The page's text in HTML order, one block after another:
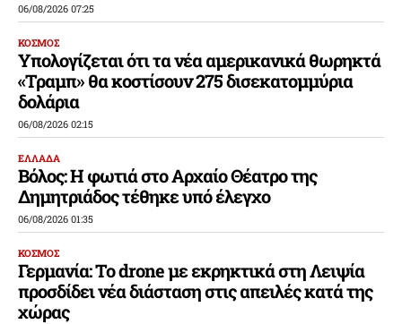
06/08/2026 07:25
ΚΟΣΜΟΣ
Υπολογίζεται ότι τα νέα αμερικανικά θωρηκτά
«Τραμπ» θα κοστίσουν 275 δισεκατομμύρια
δολάρια
06/08/2026 02:15
ΕΛΛΑΔΑ
Βόλος: Η φωτιά στο Αρχαίο Θέατρο της
Δημητριάδος τέθηκε υπό έλεγχο
06/08/2026 01:35
ΚΟΣΜΟΣ
Γερμανία: Το drone με εκρηκτικά στη Λειψία
προσδίδει νέα διάσταση στις απειλές κατά της
χώρας